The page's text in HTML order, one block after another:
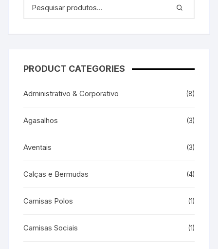
PRODUCT CATEGORIES
Administrativo & Corporativo (8)
Agasalhos (3)
Aventais (3)
Calças e Bermudas (4)
Camisas Polos (1)
Camisas Sociais (1)